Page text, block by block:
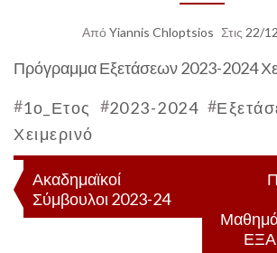
Από Yiannis Chloptsios Στις 22/
Πρόγραμμα Εξετάσεων 2023-2024
#1ο_Ετος #2023-2024 #
Χειμερινό
Πλοήγηση
άρθρων
Ακαδημαϊκοί
Σύμβουλοι 2023-24